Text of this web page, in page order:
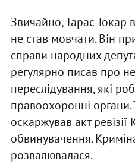
Звичайно, Тарас Токар
не став мовчати. Він
справи народних
регулярно писав про
переслідування, які
правоохоронні
оскаржував акт
обвинувачення.
розвалювалася.